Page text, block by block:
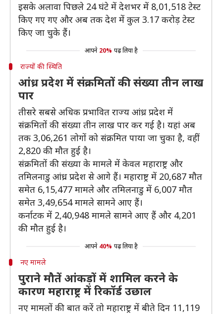
इसके अलावा पिछले 24 घंटे में देशभर में 8,01,518 टेस्ट
किए गए गए और अब तक देश में कुल 3.17 करोड़ टेस्ट
किए जा चुके हैं।
आपने 20% पढ़ लिया है
राज्यों की स्थिति
आंध्र प्रदेश में संक्रमितों की संख्या तीन लाख
पार
तीसरे सबसे अधिक प्रभावित राज्य आंध्र प्रदेश में
संक्रमितों की संख्या तीन लाख पार कर गई है। यहां अब
तक 3,06,261 लोगों को संक्रमित पाया जा चुका है, वहीं
2,820 की मौत हुई है।
संक्रमितों की संख्या के मामले में केवल महाराष्ट्र और
तमिलनाडु आंध्र प्रदेश से आगे हैं। महाराष्ट्र में 20,687 मौत
समेत 6,15,477 मामले और तमिलनाडु में 6,007 मौत
समेत 3,49,654 मामले सामने आए हैं।
कर्नाटक में 2,40,948 मामले सामने आए हैं और 4,201
की मौत हुई है।
आपने 40% पढ़ लिया है
नए मामले
पुराने मौतें आंकड़ों में शामिल करने के
कारण महाराष्ट्र में रिकॉर्ड उछाल
नए मामलों की बात करें तो महाराष्ट्र में बीते दिन 11,119